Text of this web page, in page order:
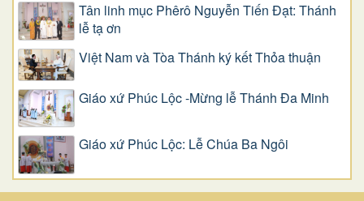
Tân linh mục Phêrô Nguyễn Tiến Đạt: Thánh
lễ tạ ơn
Việt Nam và Tòa Thánh ký kết Thỏa thuận
Giáo xứ Phúc Lộc -Mừng lễ Thánh Đa Minh
Giáo xứ Phúc Lộc: Lễ Chúa Ba Ngôi